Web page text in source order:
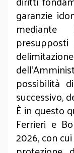
garanzie
mediante
possibilità
successivo,
È in questo
Ferrieri e
2026, con